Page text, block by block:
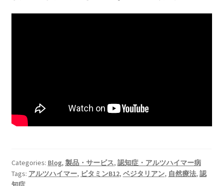
Categories: Blog, 製品・サービス, 認知症・アルツハイマー病
Tags: アルツハイマー, ビタミンB12, ベジタリアン, 自然療法, 認